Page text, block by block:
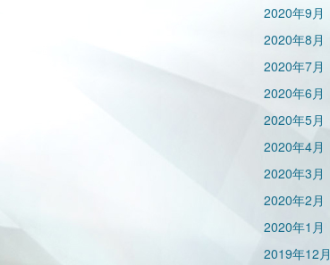
2020年9月
2020年8月
2020年7月
2020年6月
2020年5月
2020年4月
2020年3月
2020年2月
2020年1月
2019年12月